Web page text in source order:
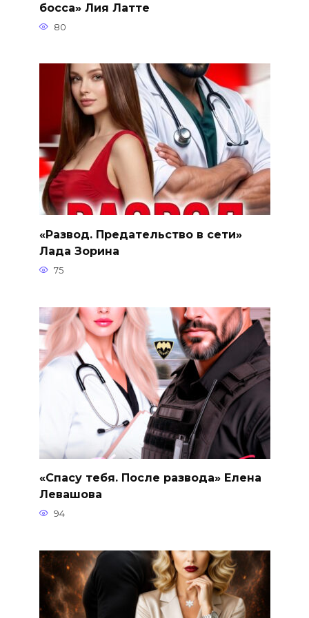
босса» Лия Латте
80
«Развод. Предательство в сети»
Лада Зорина
75
«Спасу тебя. После развода» Елена
Левашова
94